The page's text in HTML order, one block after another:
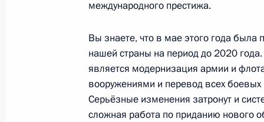
5 октября 2009 года, понедельник
Стенографический отчёт о
«Учитель года России – 2009»
5 октября 2009 года, 22:50 Москва
международного престижа.
Вы знаете, что в мае этого года была
нашей страны на период до 2020
является модернизация армии и
вооружениями и перевод всех боевых
Серьёзные изменения затронут и
сложная работа по приданию